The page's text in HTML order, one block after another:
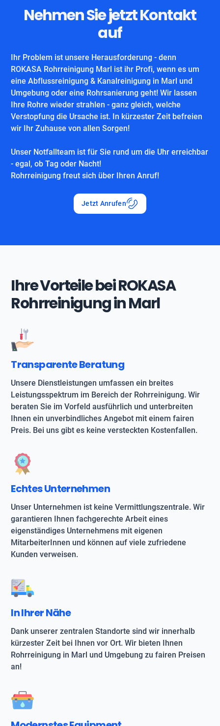
Nehmen Sie jetzt Kontakt
auf
Ihr Problem ist unsere Herausforderung - denn
ROKASA Rohrreinigung Marl ist ihr Profi, wenn es um
eine Abflussreinigung & Kanalreinigung in Marl und
Umgebung oder eine Rohrsanierung geht! Wir lassen
Ihre Rohre wieder strahlen - ganz gleich, welche
Verstopfung die Ursache ist. In kürzester Zeit befreien
wir Ihr Zuhause von allen Sorgen!
Unser Notfallteam ist für Sie rund um die Uhr erreichbar
- egal, ob Tag oder Nacht!
Rohrreinigung freut sich über Ihren Anruf!
Jetzt Anrufen
Ihre Vorteile bei ROKASA
Rohrreinigung in Marl
Transparente Beratung
Unsere Dienstleistungen umfassen ein breites
Leistungsspektrum im Bereich der Rohrreinigung. Wir
beraten Sie im Vorfeld ausführlich und unterbreiten
Ihnen ein unverbindliches Angebot mit einem fairen
Preis. Bei uns gibt es keine versteckten Kostenfallen.
Echtes Unternehmen
Unser Unternehmen ist keine Vermittlungszentrale. Wir
garantieren Ihnen fachgerechte Arbeit eines
eigenständiges Unternehmens mit eigenen
MitarbeiterInnen und können auf viele zufriedene
Kunden verweisen.
In Ihrer Nähe
Dank unserer zentralen Standorte sind wir innerhalb
kürzester Zeit bei Ihnen vor Ort. Wir bieten Ihnen
Rohrreinigung in Marl und Umgebung zu fairen Preisen
an!